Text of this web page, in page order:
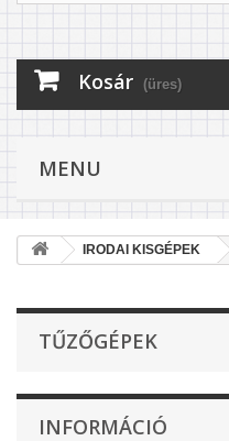
Kosár (üres)
MENU
IRODAI KISGÉPEK
TŰZŐGÉPEK
INFORMÁCIÓ